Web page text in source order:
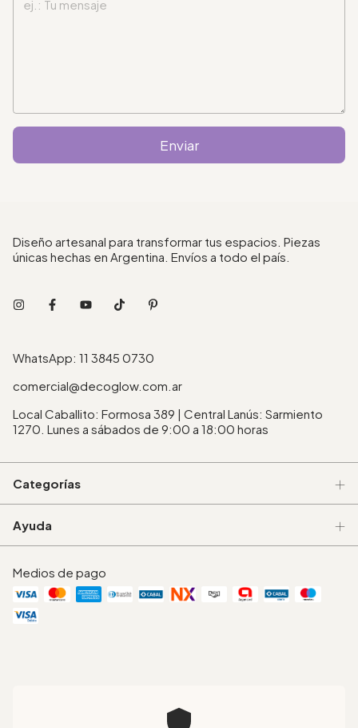
Enviar
Diseño artesanal para transformar tus espacios. Piezas
únicas hechas en Argentina. Envíos a todo el país.
WhatsApp: 11 3845 0730
comercial@decoglow.com.ar
Local Caballito: Formosa 389 | Central Lanús: Sarmiento
1270. Lunes a sábados de 9:00 a 18:00 horas
Categorías
Ayuda
Medios de pago